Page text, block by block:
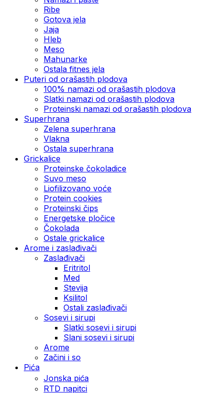
Ribe
Gotova jela
Јаја
Hleb
Meso
Mahunarke
Ostala fitnes jela
Puteri od orašastih plodova
100% namazi od orašastih plodova
Slatki namazi od orašastih plodova
Proteinski namazi od orašastih plodova
Superhrana
Zelena superhrana
Vlakna
Ostala superhrana
Grickalice
Proteinske čokoladice
Suvo meso
Liofilizovano voće
Protein cookies
Proteinski čips
Energetske pločice
Čokolada
Ostale grickalice
Arome i zaslađivači
Zaslađivači
Eritritol
Med
Stevija
Ksilitol
Ostali zaslađivači
Sosevi i sirupi
Slatki sosevi i sirupi
Slani sosevi i sirupi
Arome
Začini i so
Pića
Jonska pića
RTD napitci